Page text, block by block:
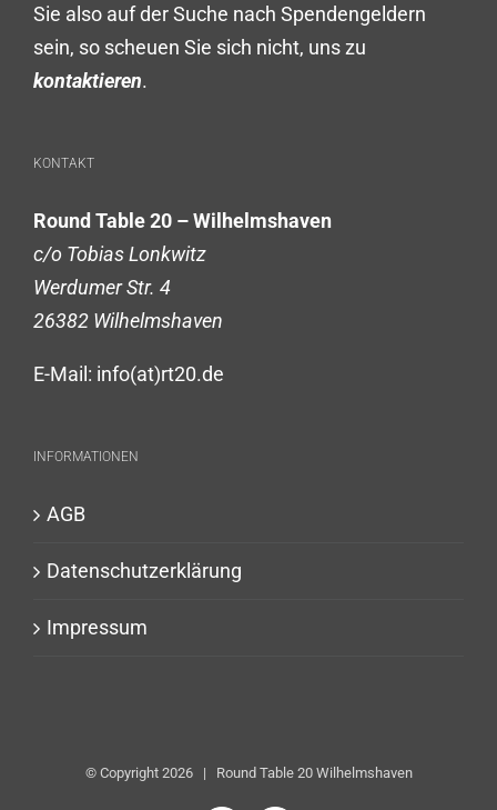
Sie also auf der Suche nach Spendengeldern
sein, so scheuen Sie sich nicht, uns zu
kontaktieren.
KONTAKT
Round Table 20 – Wilhelmshaven
c/o Tobias Lonkwitz
Werdumer Str. 4
26382 Wilhelmshaven
E-Mail: info(at)rt20.de
INFORMATIONEN
AGB
Datenschutzerklärung
Impressum
© Copyright 2026 | Round Table 20 Wilhelmshaven